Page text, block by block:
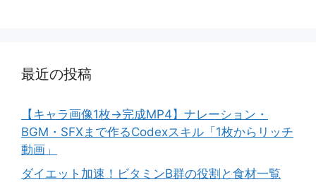
最近の投稿
【キャラ画像1枚→完成MP4】ナレーション・
BGM・SFXまで作るCodexスキル「1枚からリッチ
動画」
ダイエット加速！ビタミンB群の役割と食材一覧